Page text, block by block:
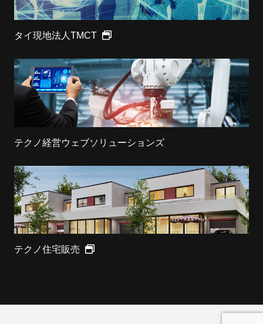
タイ現地法人TMCT
テクノ経営ウェブソリューションズ
テクノ住宅販売